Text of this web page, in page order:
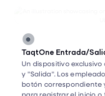
TaqtOne Entrada/
Un dispositivo
y "Salida". Los
botón correspondiente
para registrar el inicio o